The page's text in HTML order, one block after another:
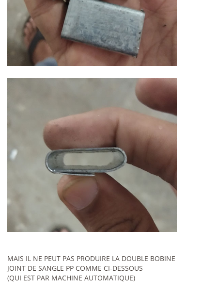
MAIS IL NE PEUT PAS PRODUIRE LA DOUBLE BOBINE
JOINT DE SANGLE PP COMME CI-DESSOUS
(QUI EST PAR MACHINE AUTOMATIQUE)